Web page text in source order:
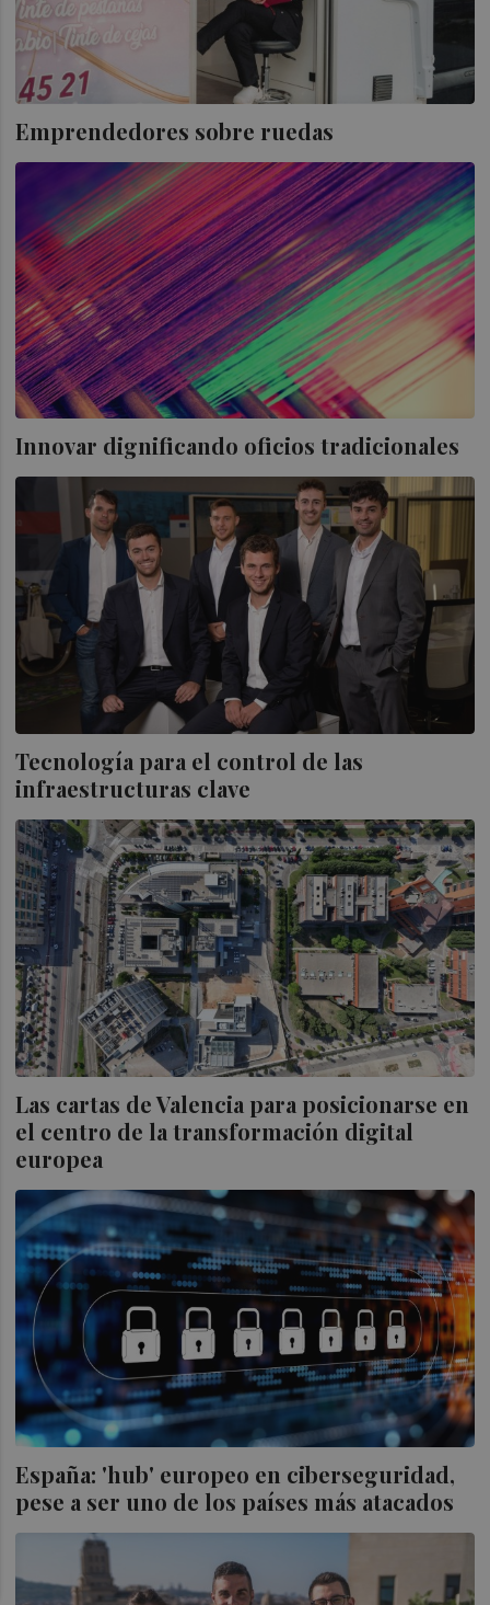
Emprendedores sobre ruedas
Innovar dignificando oficios tradicionales
Tecnología para el control de las
infraestructuras clave
Las cartas de Valencia para posicionarse en
el centro de la transformación digital
europea
España: 'hub' europeo en ciberseguridad,
pese a ser uno de los países más atacados